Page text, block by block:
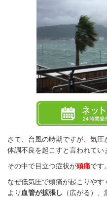
さて、台風の時期ですが、気
体調不良を起こすと言われてい
その中で目立つ症状が頭痛です。
なぜ低気圧で頭痛が起こりや
より 血管が拡張し （広がる）